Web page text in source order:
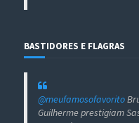
BASTIDORES E FLAGRAS
@meufamosofavorito
Guilherme prestigiam